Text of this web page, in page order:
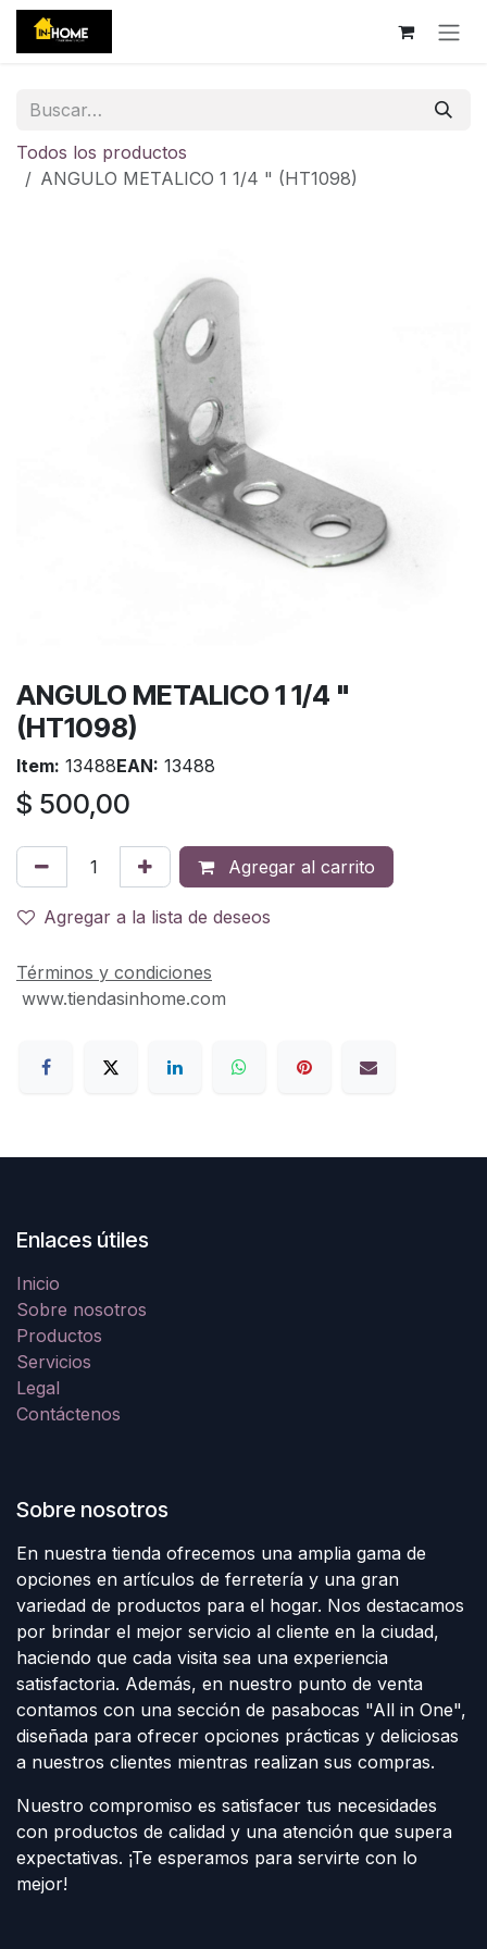
Ir al contenido
Todos los productos
ANGULO METALICO 1 1/4 " (HT1098)
ANGULO METALICO 1 1/4 "
(HT1098)
Item: 13488EAN: 13488
$ 500,00
Agregar al carrito
Agregar a la lista de deseos
Términos y condiciones
www.tiendasinhome.com
Enlaces útiles
Inicio
Sobre nosotros
Productos
Servicios
Legal
Contáctenos
Sobre nosotros
En nuestra tienda ofrecemos una amplia gama de
opciones en artículos de ferretería y una gran
variedad de productos para el hogar. Nos destacamos
por brindar el mejor servicio al cliente en la ciudad,
haciendo que cada visita sea una experiencia
satisfactoria. Además, en nuestro punto de venta
contamos con una sección de pasabocas "All in One",
diseñada para ofrecer opciones prácticas y deliciosas
a nuestros clientes mientras realizan sus compras.
Nuestro compromiso es satisfacer tus necesidades
con productos de calidad y una atención que supera
expectativas. ¡Te esperamos para servirte con lo
mejor!